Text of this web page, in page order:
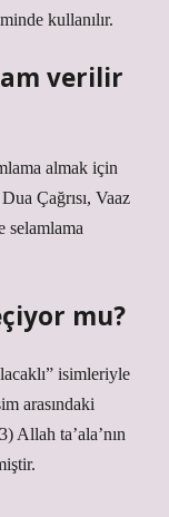
kullanılır.
verilir
almak için
Çağrısı, Vaaz
mu?
isimleriyle
arasındaki
Allah ta’ala’nın